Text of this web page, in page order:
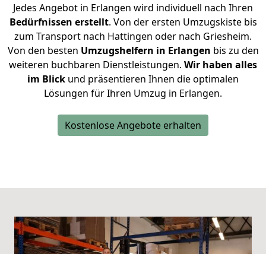
Jedes Angebot in Erlangen wird individuell nach Ihren
Bedürfnissen erstellt. Von der ersten Umzugskiste bis
zum Transport nach Hattingen oder nach Griesheim.
Von den besten Umzugshelfern in Erlangen bis zu den
weiteren buchbaren Dienstleistungen. Wir haben alles
im Blick und präsentieren Ihnen die optimalen
Lösungen für Ihren Umzug in Erlangen.
Kostenlose Angebote erhalten